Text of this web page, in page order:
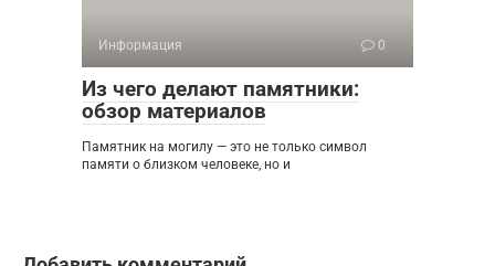
Информация 0
Из чего делают памятники:
обзор материалов
Памятник на могилу — это не только символ
памяти о близком человеке, но и